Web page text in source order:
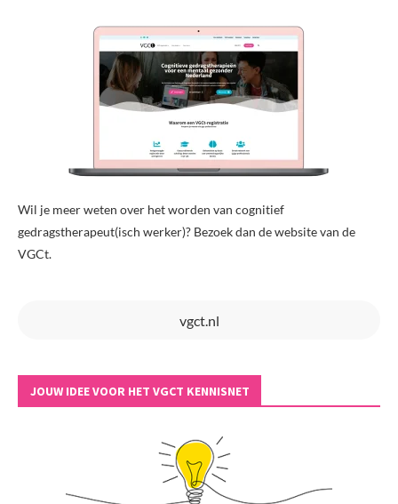
Wil je meer weten over het worden van cognitief
gedragstherapeut(isch werker)? Bezoek dan de website van de
VGCt.
vgct.nl
JOUW IDEE VOOR HET VGCT KENNISNET